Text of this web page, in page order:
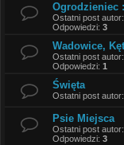
Ogrodzieniec
Ostatni post autor:
Odpowiedzi: 3
Wadowice,
Ostatni post autor:
Odpowiedzi: 1
Święta
Ostatni post autor:
Psie Miejsca
Ostatni post autor:
Odpowiedzi: 3